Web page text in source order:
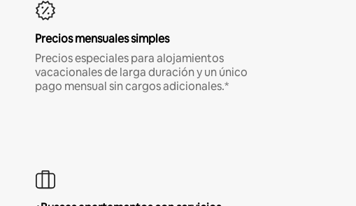
Precios mensuales simples
Precios especiales para alojamientos
vacacionales de larga duración y un único
pago mensual sin cargos adicionales.*